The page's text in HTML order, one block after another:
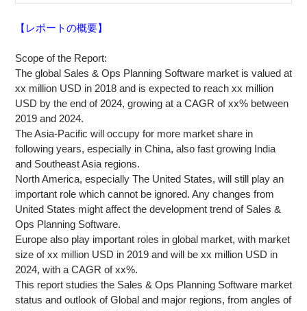
【レポートの概要】
Scope of the Report:
The global Sales & Ops Planning Software market is valued at
xx million USD in 2018 and is expected to reach xx million
USD by the end of 2024, growing at a CAGR of xx% between
2019 and 2024.
The Asia-Pacific will occupy for more market share in
following years, especially in China, also fast growing India
and Southeast Asia regions.
North America, especially The United States, will still play an
important role which cannot be ignored. Any changes from
United States might affect the development trend of Sales &
Ops Planning Software.
Europe also play important roles in global market, with market
size of xx million USD in 2019 and will be xx million USD in
2024, with a CAGR of xx%.
This report studies the Sales & Ops Planning Software market
status and outlook of Global and major regions, from angles of